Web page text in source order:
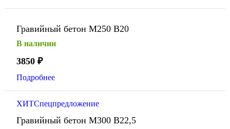
Гравийный бетон М250 В20
В наличии
3850 ₽
Подробнее
ХИТСпецпредложение
Гравийный бетон М300 В22,5